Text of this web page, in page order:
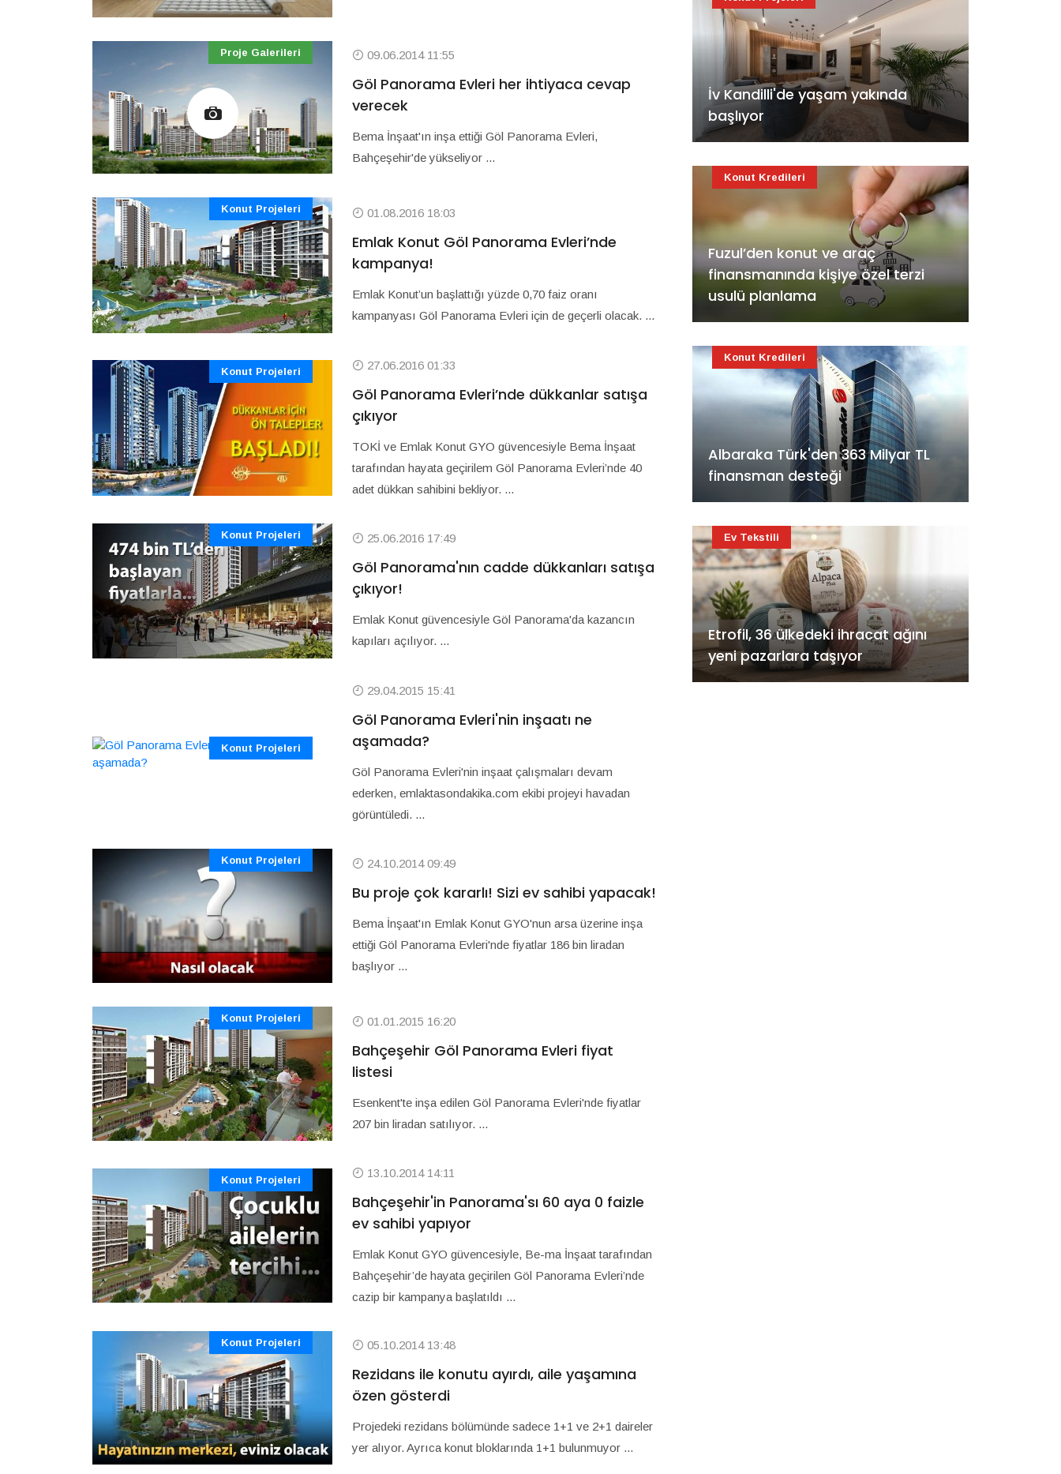
Proje Galerileri 09.06.2014 11:55
Göl Panorama Evleri her ihtiyaca cevap
verecek
Bema İnşaat'ın inşa ettiği Göl Panorama Evleri,
Bahçeşehir'de yükseliyor ...
Konut Projeleri 01.08.2016 18:03
Emlak Konut Göl Panorama Evleri’nde
kampanya!
Emlak Konut’un başlattığı yüzde 0,70 faiz oranı
kampanyası Göl Panorama Evleri için de geçerli olacak. ...
Konut Projeleri
27.06.2016 01:33
Göl Panorama Evleri’nde dükkanlar satışa
çıkıyor
TOKİ ve Emlak Konut GYO güvencesiyle Bema İnşaat
tarafından hayata geçirilem Göl Panorama Evleri’nde 40
adet dükkan sahibini bekliyor. ...
Konut Projeleri 25.06.2016 17:49
Göl Panorama'nın cadde dükkanları satışa
çıkıyor!
Emlak Konut güvencesiyle Göl Panorama'da kazancın
kapıları açılıyor. ...
Konut Projeleri
29.04.2015 15:41
Göl Panorama Evleri'nin inşaatı ne
aşamada?
Göl Panorama Evleri'nin inşaat çalışmaları devam
ederken, emlaktasondakika.com ekibi projeyi havadan
görüntüledi. ...
Konut Projeleri 24.10.2014 09:49
Bu proje çok kararlı! Sizi ev sahibi yapacak!
Bema İnşaat'ın Emlak Konut GYO'nun arsa üzerine inşa
ettiği Göl Panorama Evleri'nde fiyatlar 186 bin liradan
başlıyor ...
Konut Projeleri 01.01.2015 16:20
Bahçeşehir Göl Panorama Evleri fiyat
listesi
Esenkent'te inşa edilen Göl Panorama Evleri'nde fiyatlar
207 bin liradan satılıyor. ...
Konut Projeleri
13.10.2014 14:11
Bahçeşehir'in Panorama'sı 60 aya 0 faizle
ev sahibi yapıyor
Emlak Konut GYO güvencesiyle, Be-ma İnşaat tarafından
Bahçeşehir’de hayata geçirilen Göl Panorama Evleri’nde
cazip bir kampanya başlatıldı ...
Konut Projeleri 05.10.2014 13:48
Rezidans ile konutu ayırdı, aile yaşamına
özen gösterdi
Projedeki rezidans bölümünde sadece 1+1 ve 2+1 daireler
yer alıyor. Ayrıca konut bloklarında 1+1 bulunmuyor ...
İv Kandilli'de yaşam yakında
başlıyor
Fuzul’den konut ve araç
finansmanında kişiye özel terzi
usulü planlama
Konut Kredileri
Albaraka Türk'den 363 Milyar TL
finansman desteği
Konut Kredileri
Etrofil, 36 ülkedeki ihracat ağını
yeni pazarlara taşıyor
Ev Tekstili